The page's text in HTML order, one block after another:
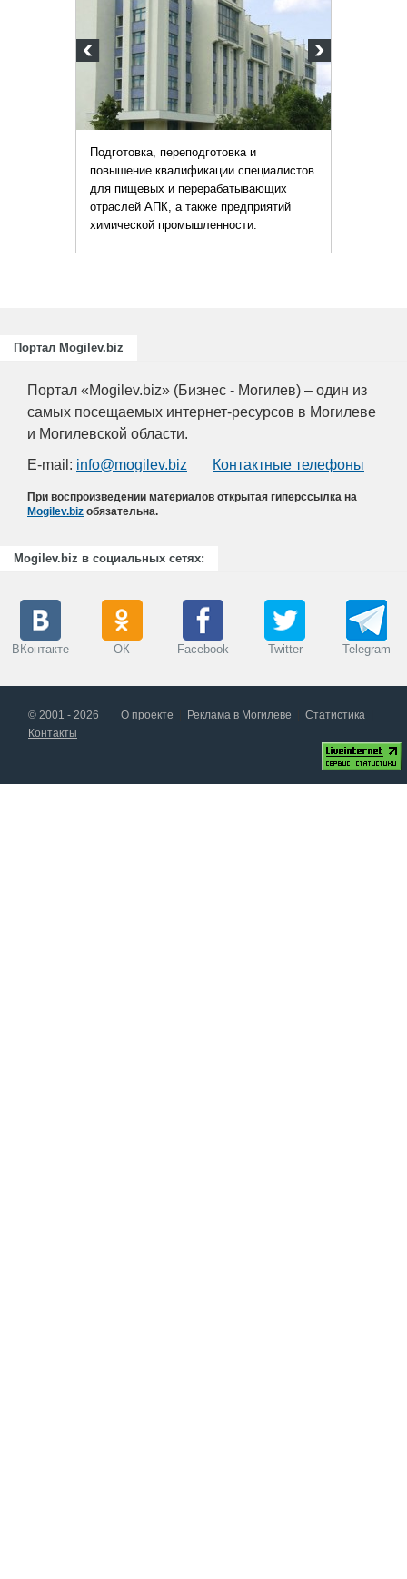
Подготовка, переподготовка и
повышение квалификации специалистов
для пищевых и перерабатывающих
отраслей АПК, а также предприятий
химической промышленности.
Портал Mogilev.biz
Портал «Mogilev.biz» (Бизнес - Могилев) – один из
самых посещаемых интернет-ресурсов в Могилеве
и Могилевской области.
E-mail: info@mogilev.biz Контактные телефоны
При воспроизведении материалов открытая гиперссылка на
Mogilev.biz обязательна.
Mogilev.biz в социальных сетях:
ВКонтакте ОК Facebook Twitter Telegram
© 2001 - 2026 О проекте Реклама в Могилеве
Статистика
Контакты